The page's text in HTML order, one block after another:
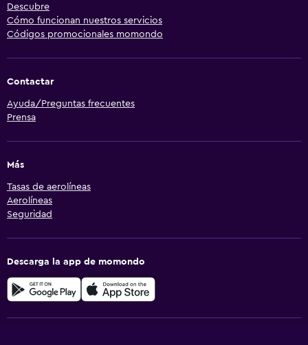
Descubre
Cómo funcionan nuestros servicios
Códigos promocionales momondo
Contactar
Ayuda/Preguntas frecuentes
Prensa
Más
Tasas de aerolíneas
Aerolíneas
Seguridad
Descarga la app de momondo